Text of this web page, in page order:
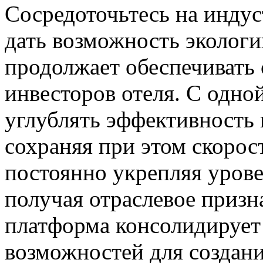
Сосредоточьтесь на
дать возможность
продолжает
инвесторов отеля. С
углублять
сохраняя при этом
постоянно укрепляя
получая отраслевое
платформа
возможностей для